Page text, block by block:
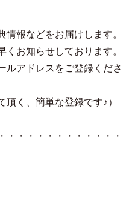
報などをお届けします。
くお知らせしております。
ルアドレスをご登録くださ
頂く、簡単な登録です♪）
・・・・・・・・・・・・